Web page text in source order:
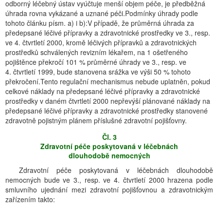
odborný léčebný ústav vyúčtuje menší objem péče, je předběžná
úhrada rovna vykázané a uznané péči.Podmínky úhrady podle
tohoto článku písm. a) i b):V případě, že průměrná úhrada za
předepsané léčivé přípravky a zdravotnické prostředky ve 3., resp.
ve 4. čtvrtletí 2000, kromě léčivých přípravků a zdravotnických
prostředků schválených revizním lékařem, na 1 ošetřeného
pojištěnce překročí 101 % průměrné úhrady ve 3., resp. ve
4. čtvrtletí 1999, bude stanovena srážka ve výši 50 % tohoto
překročení.Tento regulační mechanismus nebude uplatněn, pokud
celkové náklady na předepsané léčivé přípravky a zdravotnické
prostředky v daném čtvrtletí 2000 nepřevýší plánované náklady na
předepsané léčivé přípravky a zdravotnické prostředky stanovené
zdravotně pojistným plánem příslušné zdravotní pojišťovny.
Čl. 3
Zdravotní péče poskytovaná v léčebnách
dlouhodobě nemocných
Zdravotní péče poskytovaná v léčebnách dlouhodobě
nemocných bude ve 3., resp. ve 4. čtvrtletí 2000 hrazena podle
smluvního ujednání mezi zdravotní pojišťovnou a zdravotnickým
zařízením takto: